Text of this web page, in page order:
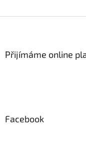
Přijímáme online
Facebook